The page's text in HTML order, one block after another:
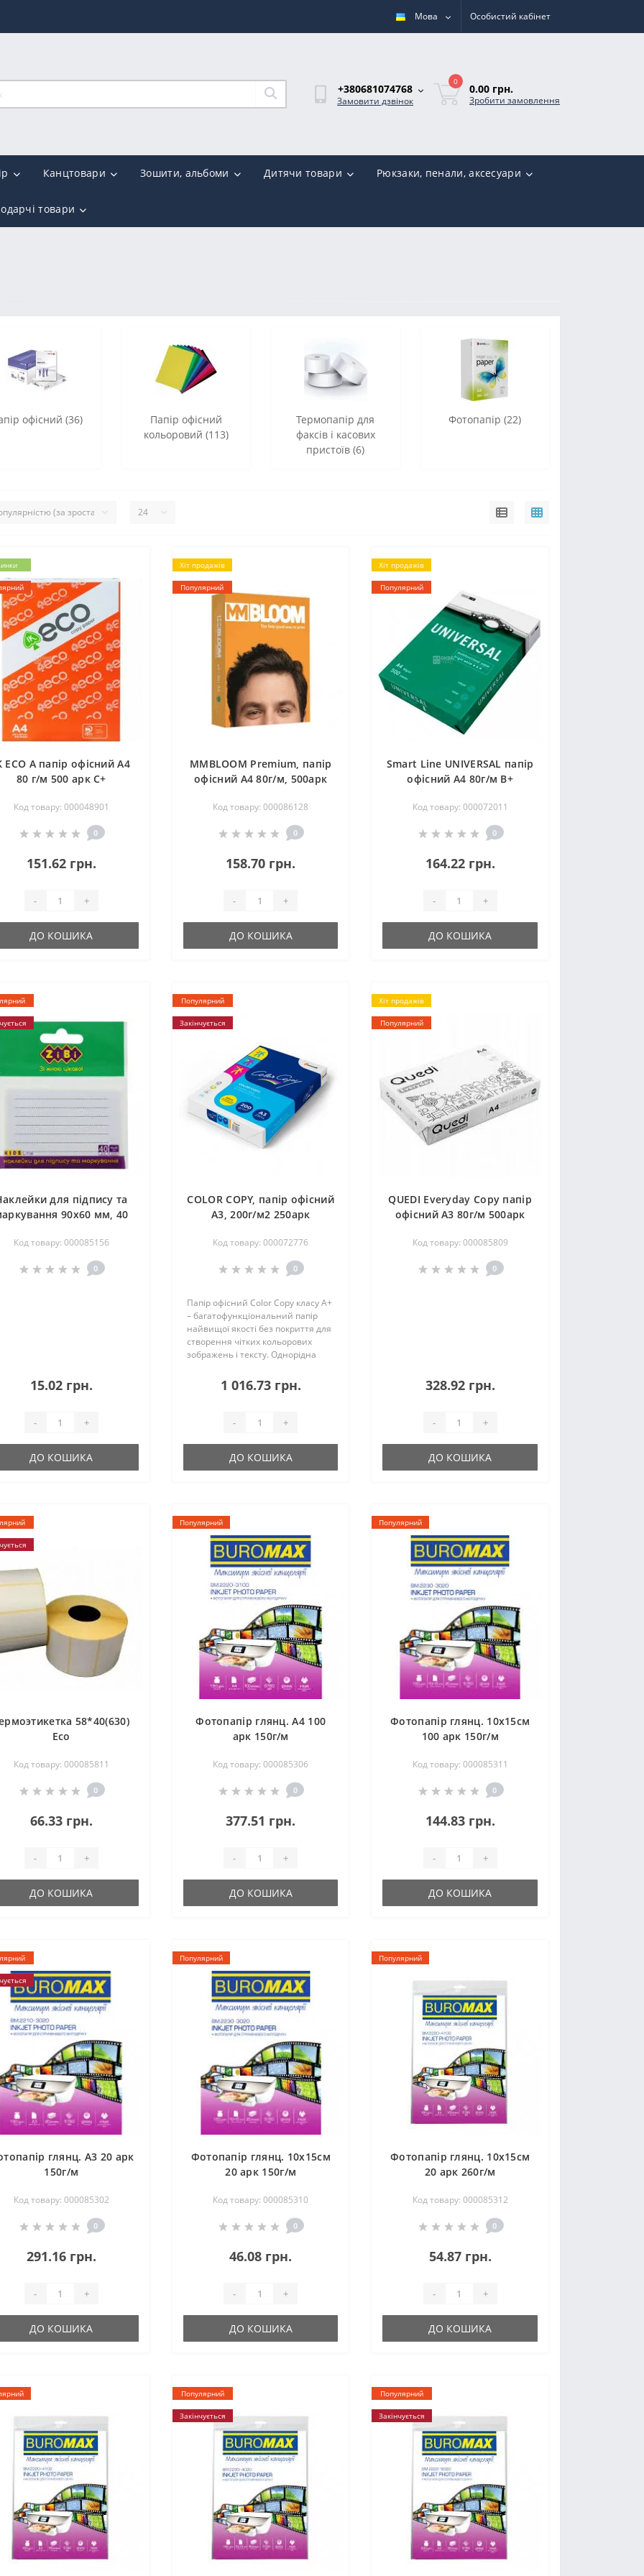
Мова Особистий кабінет
+380681074768
Замовити дзвінок
0
0.00 грн.
Зробити замовлення
Канцтовари Зошити, альбоми Дитячи товари Рюкзаки, пенали, аксесуари
товари
офісний (36)
Папір офісний
кольоровий (113)
Термопапір для
факсів і касових
пристоїв (6)
Фотопапір (22)
ECO A папір офісний А4
80 г/м 500 арк С+
білизна160%
Код товару: 000048901
0
151.62 грн.
- +
ДО КОШИКА
Хіт продажів
Популярний
MMBLOOM Premium, папір
офісний А4 80г/м, 500арк
білизна161%
Код товару: 000086128
0
158.70 грн.
- +
ДО КОШИКА
Хіт продажів
Популярний
Smart Line UNIVERSAL папір
офісний А4 80г/м B+
білизна165%
Код товару: 000072011
0
164.22 грн.
- +
ДО КОШИКА
для підпису та
90x60 мм, 40
Код товару: 000085156
0
15.02 грн.
- +
ДО КОШИКА
Популярний
Закінчується
COLOR COPY, папір офісний
A3, 200г/м2 250арк
Код товару: 000072776
0
Папір офісний Color Copy класу А+
– багатофункціональний папір
найвищої якості без покриття для
створення чітких кольорових
зображень і тексту. Однорідна
високий ступінь білості.
Застосовується для друку на
1 016.73 грн.
- +
ДО КОШИКА
Хіт продажів
Популярний
QUEDI Everyday Copy папір
офісний А3 80г/м 500арк
Код товару: 000085809
0
328.92 грн.
- +
ДО КОШИКА
58*40(630)
Eco
Код товару: 000085811
0
66.33 грн.
- +
ДО КОШИКА
Популярний
Фотопапір глянц. А4 100
арк 150г/м
Код товару: 000085306
0
377.51 грн.
- +
ДО КОШИКА
Популярний
Фотопапір глянц. 10х15см
100 арк 150г/м
Код товару: 000085311
0
144.83 грн.
- +
ДО КОШИКА
глянц. А3 20 арк
150г/м
Код товару: 000085302
0
291.16 грн.
- +
ДО КОШИКА
Популярний
Фотопапір глянц. 10х15см
20 арк 150г/м
Код товару: 000085310
0
46.08 грн.
- +
ДО КОШИКА
Популярний
Фотопапір глянц. 10х15см
20 арк 260г/м
Код товару: 000085312
0
54.87 грн.
- +
ДО КОШИКА
Популярний
Закінчується
Популярний
Закінчується